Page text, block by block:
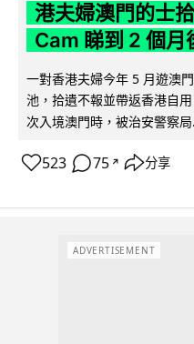
港夫婦澳門的士
Cam 睇到 2 個月
一對香港夫婦今年 5 月遊澳
池，拾遺不報並帶返香港自
次入境澳門時，被治安警察
523 75 ↗ 分享
ADVERTISEMENT